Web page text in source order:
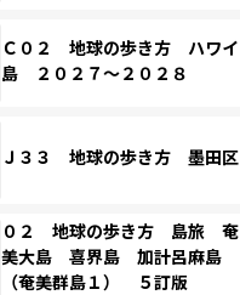
Ｃ０２ 地球の歩き方 ハワイ
島 ２０２７～２０２８
Ｊ３３ 地球の歩き方 墨田区
０２ 地球の歩き方 島旅 奄
美大島 喜界島 加計呂麻島
（奄美群島１） ５訂版